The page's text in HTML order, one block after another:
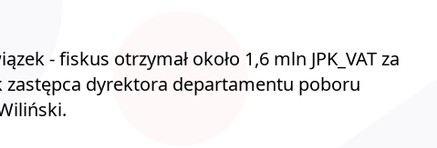
- fiskus otrzymał około 1,6 mln JPK_VAT za
zastępca dyrektora departamentu poboru